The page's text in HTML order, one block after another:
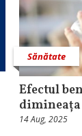
Sănătate
Efectul
dimineața
14 Aug, 2025